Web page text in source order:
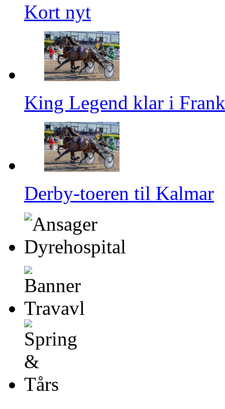
Kort nyt
King Legend klar i
Derby-toeren til Kalmar